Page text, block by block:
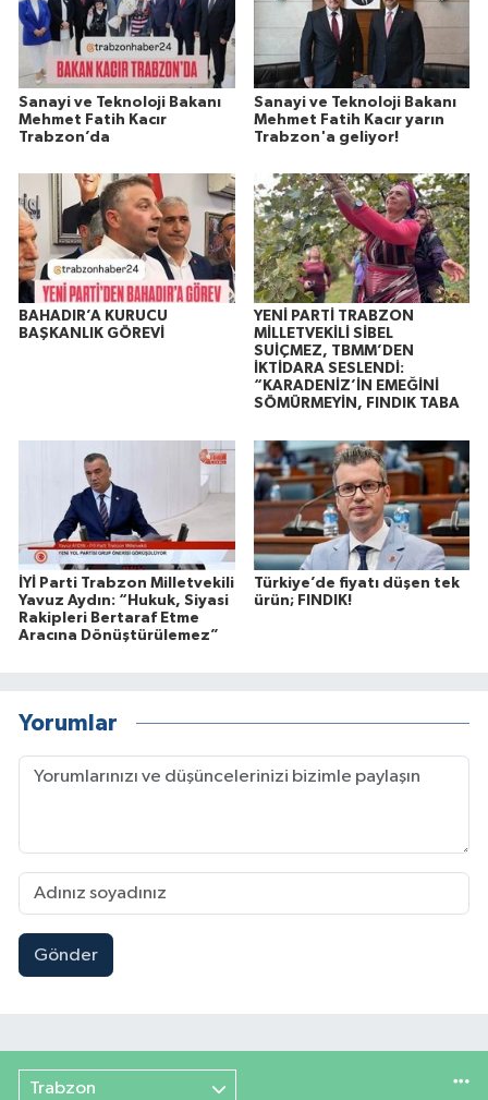
Sanayi ve Teknoloji Bakanı
Mehmet Fatih Kacır
Trabzon’da
Sanayi ve Teknoloji Bakanı
Mehmet Fatih Kacır yarın
Trabzon'a geliyor!
BAHADIR’A KURUCU
BAŞKANLIK GÖREVİ
YENİ PARTİ TRABZON
MİLLETVEKİLİ SİBEL
SUİÇMEZ, TBMM’DEN
İKTİDARA SESLENDİ:
“KARADENİZ’İN EMEĞİNİ
SÖMÜRMEYİN, FINDIK TABA
İYİ Parti Trabzon Milletvekili
Yavuz Aydın: “Hukuk, Siyasi
Rakipleri Bertaraf Etme
Aracına Dönüştürülemez”
Türkiye’de fiyatı düşen tek
ürün; FINDIK!
Yorumlar
Gönder
Trabzon